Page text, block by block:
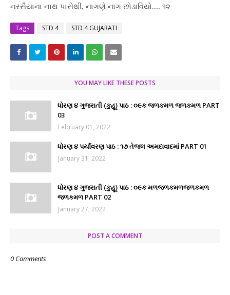
નરસૈયાના નાથ પાસેથી, નાગણે નાગ છોડાવિયો.... ૧૨
Tags STD 4 STD 4 GUJARATI
YOU MAY LIKE THESE POSTS
ધોરણ ૪ ગુજરાતી (કુહૂ) પાઠ : ૦૯ક જળકમળ જળકમળ PART
03
February 01, 2022
ધોરણ ૪ પર્યાવરણ પાઠ : ૧૭ તેજલ અમદાવાદમાં PART 01
January 31, 2022
ધોરણ ૪ ગુજરાતી (કુહૂ) પાઠ : ૦૯ક મળજળકમળજળકમળ
જળકમળ PART 02
January 27, 2022
POST A COMMENT
0 Comments